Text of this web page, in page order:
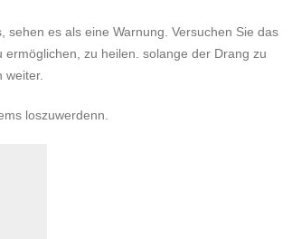
es als eine Warnung. Versuchen Sie das
zu heilen. solange der Drang zu
weiter.
loszuwerdenn.